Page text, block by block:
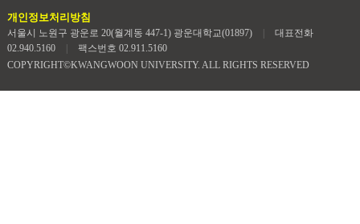
개인정보처리방침
서울시 노원구 광운로 20(월계동 447-1) 광운대학교(01897)
대표전화
02.940.5160
팩스번호 02.911.5160
COPYRIGHT©KWANGWOON UNIVERSITY. ALL RIGHTS RESERVED